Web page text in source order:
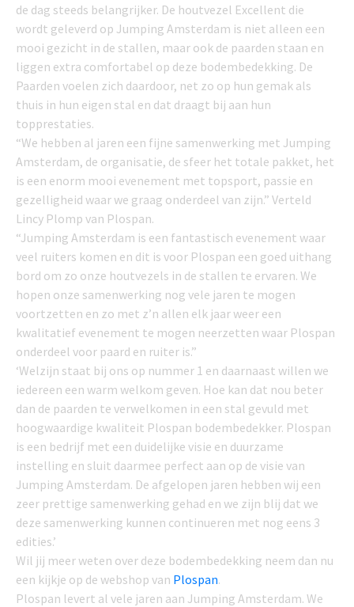
de dag steeds belangrijker. De houtvezel Excellent die
wordt geleverd op Jumping Amsterdam is niet alleen een
mooi gezicht in de stallen, maar ook de paarden staan en
liggen extra comfortabel op deze bodembedekking. De
Paarden voelen zich daardoor, net zo op hun gemak als
thuis in hun eigen stal en dat draagt bij aan hun
topprestaties.
“We hebben al jaren een fijne samenwerking met Jumping
Amsterdam, de organisatie, de sfeer het totale pakket, het
is een enorm mooi evenement met topsport, passie en
gezelligheid waar we graag onderdeel van zijn.” Verteld
Lincy Plomp van Plospan.
“Jumping Amsterdam is een fantastisch evenement waar
veel ruiters komen en dit is voor Plospan een goed uithang
bord om zo onze houtvezels in de stallen te ervaren. We
hopen onze samenwerking nog vele jaren te mogen
voortzetten en zo met z’n allen elk jaar weer een
kwalitatief evenement te mogen neerzetten waar Plospan
onderdeel voor paard en ruiter is.”
‘Welzijn staat bij ons op nummer 1 en daarnaast willen we
iedereen een warm welkom geven. Hoe kan dat nou beter
dan de paarden te verwelkomen in een stal gevuld met
hoogwaardige kwaliteit Plospan bodembedekker. Plospan
is een bedrijf met een duidelijke visie en duurzame
instelling en sluit daarmee perfect aan op de visie van
Jumping Amsterdam. De afgelopen jaren hebben wij een
zeer prettige samenwerking gehad en we zijn blij dat we
deze samenwerking kunnen continueren met nog eens 3
edities.’
Wil jij meer weten over deze bodembedekking neem dan nu
een kijkje op de webshop van Plospan.
Plospan levert al vele jaren aan Jumping Amsterdam. We